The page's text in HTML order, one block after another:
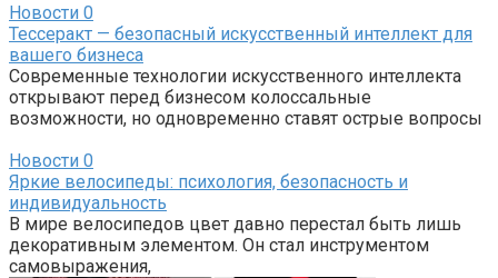
Новости 0
Тессеракт — безопасный искусственный интеллект для
вашего бизнеса
Современные технологии искусственного интеллекта
открывают перед бизнесом колоссальные
возможности, но одновременно ставят острые вопросы
Новости 0
Яркие велосипеды: психология, безопасность и
индивидуальность
В мире велосипедов цвет давно перестал быть лишь
декоративным элементом. Он стал инструментом
самовыражения,